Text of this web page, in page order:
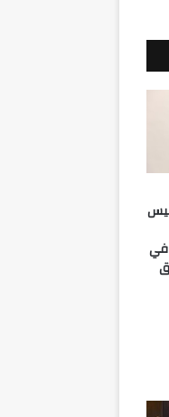
100 رئيس
الأوسط لعام 2026 في